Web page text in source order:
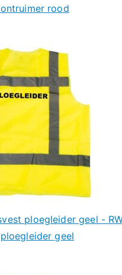
rood
ploegleider geel -
geel